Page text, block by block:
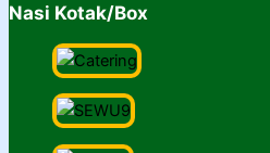
Nasi Kotak/Box